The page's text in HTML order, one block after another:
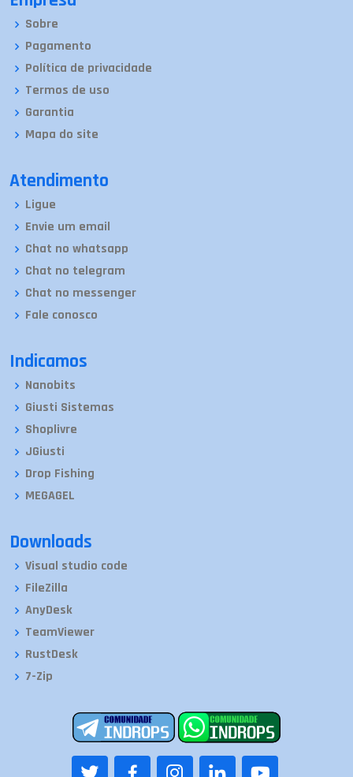
Sobre
Pagamento
Política de privacidade
Termos de uso
Garantia
Mapa do site
Atendimento
Ligue
Envie um email
Chat no whatsapp
Chat no telegram
Chat no messenger
Fale conosco
Indicamos
Nanobits
Giusti Sistemas
Shoplivre
JGiusti
Drop Fishing
MEGAGEL
Downloads
Visual studio code
FileZilla
AnyDesk
TeamViewer
RustDesk
7-Zip